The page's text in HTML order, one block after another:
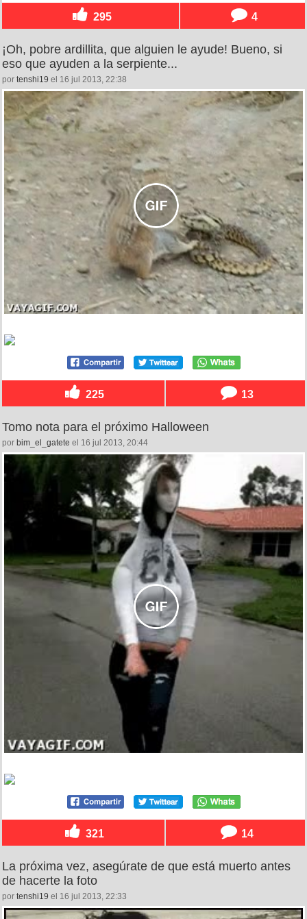
295 4
¡Oh, pobre ardillita, que alguien le ayude! Bueno, si
eso que ayuden a la serpiente...
por tenshi19 el 16 jul 2013, 22:38
225 13
Tomo nota para el próximo Halloween
por bim_el_gatete el 16 jul 2013, 20:44
321 14
La próxima vez, asegúrate de que está muerto antes
de hacerte la foto
por tenshi19 el 16 jul 2013, 22:33